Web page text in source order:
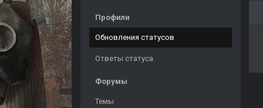
Профили
Обновления статусов
Ответы статуса
Форумы
Темы